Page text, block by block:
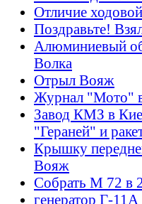
Отличие
Поздравьте!
Алюминиевый
Волка
Отрыл Вояж
Журнал "Мото"
Завод КМЗ в
"Гераней" и
Крышку
Вояж
Собрать М 72 в
генератор Г-11А